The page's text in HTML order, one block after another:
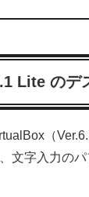
Lite のデ
（
文字入力の